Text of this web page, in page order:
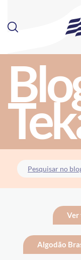
Ver
Algodão